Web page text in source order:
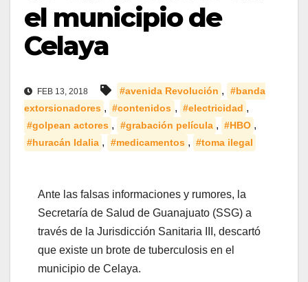
el municipio de
Celaya
FEB 13, 2018 #avenida Revolución ,
#banda
extorsionadores , #contenidos , #electricidad ,
#golpean actores , #grabación película , #HBO ,
#huracán Idalia , #medicamentos , #toma ilegal
Ante las falsas informaciones y rumores, la
Secretaría de Salud de Guanajuato (SSG) a
través de la Jurisdicción Sanitaria III, descartó
que existe un brote de tuberculosis en el
municipio de Celaya.